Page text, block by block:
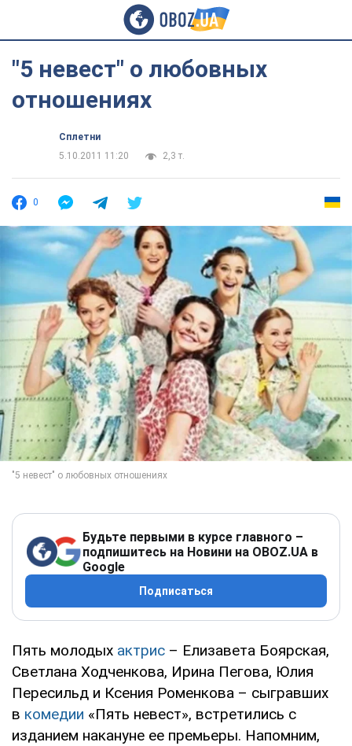
"5 невест" о любовных
отношениях
Сплетни
5.10.2011 11:20
2,3 т.
0
Будьте первыми в курсе главного –
подпишитесь на Новини на OBOZ.UA в
Google
Подписаться
Пять молодых актрис – Елизавета Боярская,
Светлана Ходченкова, Ирина Пегова, Юлия
Пересильд и Ксения Роменкова – сыгравших
в комедии «Пять невест», встретились с
изданием накануне ее премьеры. Напомним,